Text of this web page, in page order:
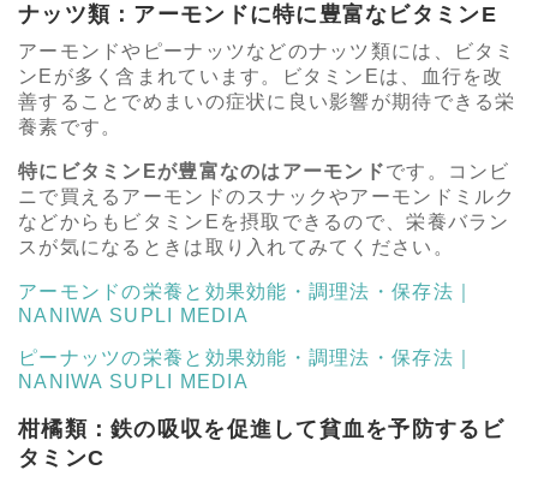
ナッツ類：アーモンドに特に豊富なビタミンE
アーモンドやピーナッツなどのナッツ類には、ビタミ
ンEが多く含まれています。ビタミンEは、血行を改
善することでめまいの症状に良い影響が期待できる栄
養素です。
特にビタミンEが豊富なのはアーモンドです。コンビ
ニで買えるアーモンドのスナックやアーモンドミルク
などからもビタミンEを摂取できるので、栄養バラン
スが気になるときは取り入れてみてください。
アーモンドの栄養と効果効能・調理法・保存法｜
NANIWA SUPLI MEDIA
ピーナッツの栄養と効果効能・調理法・保存法｜
NANIWA SUPLI MEDIA
柑橘類：鉄の吸収を促進して貧血を予防するビ
タミンC